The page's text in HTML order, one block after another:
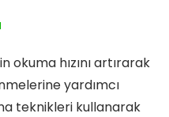
okuma hızını artırarak
yardımcı
teknikleri kullanarak